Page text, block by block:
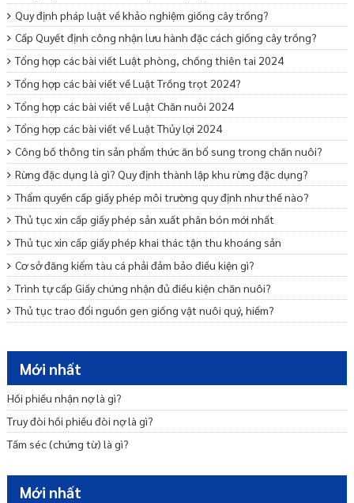
Quy định pháp luật về khảo nghiệm giống cây trồng?
Cấp Quyết định công nhận lưu hành đặc cách giống cây trồng?
Tổng hợp các bài viết Luật phòng, chống thiên tai 2024
Tổng hợp các bài viết về Luật Trồng trọt 2024?
Tổng hợp các bài viết về Luật Chăn nuôi 2024
Tổng hợp các bài viết về Luật Thủy lợi 2024
Công bố thông tin sản phẩm thức ăn bổ sung trong chăn nuôi?
Rừng đặc dụng là gì? Quy định thành lập khu rừng đặc dụng?
Thẩm quyền cấp giấy phép môi trường quy định như thế nào?
Thủ tục xin cấp giấy phép sản xuất phân bón mới nhất
Thủ tục xin cấp giấy phép khai thác tận thu khoáng sản
Cơ sở đăng kiểm tàu cá phải đảm bảo điều kiện gì?
Trình tự cấp Giấy chứng nhận đủ điều kiện chăn nuôi?
Thủ tục trao đổi nguồn gen giống vật nuôi quý, hiếm?
Thủ tục điều chỉnh giấy phép khai thác khoáng sản
Di Sản Thiên Nhiên Là Gì?
Hệ thống quy chuẩn kỹ thuật môi trường là gì?
Mới nhất
Hối phiếu nhận nợ là gì?
Truy đòi hối phiếu đòi nợ là gì?
Tấm séc (chứng từ) là gì?
Mới nhất